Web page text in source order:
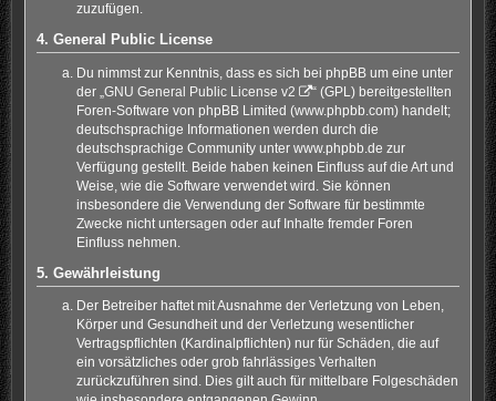
zuzufügen.
4. General Public License
Du nimmst zur Kenntnis, dass es sich bei phpBB um eine unter
der „ GNU General Public License v2
“ (GPL) bereitgestellten
Foren-Software von phpBB Limited (www.phpbb.com) handelt;
deutschsprachige Informationen werden durch die
deutschsprachige Community unter www.phpbb.de zur
Verfügung gestellt. Beide haben keinen Einfluss auf die Art und
Weise, wie die Software verwendet wird. Sie können
insbesondere die Verwendung der Software für bestimmte
Zwecke nicht untersagen oder auf Inhalte fremder Foren
Einfluss nehmen.
5. Gewährleistung
Der Betreiber haftet mit Ausnahme der Verletzung von Leben,
Körper und Gesundheit und der Verletzung wesentlicher
Vertragspflichten (Kardinalpflichten) nur für Schäden, die auf
ein vorsätzliches oder grob fahrlässiges Verhalten
zurückzuführen sind. Dies gilt auch für mittelbare Folgeschäden